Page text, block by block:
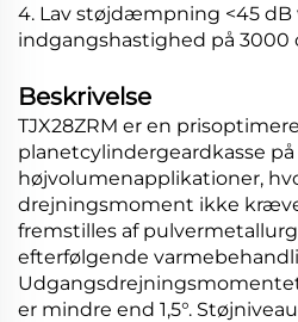
4. Lav støjdæmpning <45 dB
indgangshastighed på 3000
Beskrivelse
TJX28ZRM er en
planetcylindergeardkasse
højvolumenapplikationer,
drejningsmoment ikke
fremstilles af
efterfølgende
er mindre end 1,5°.